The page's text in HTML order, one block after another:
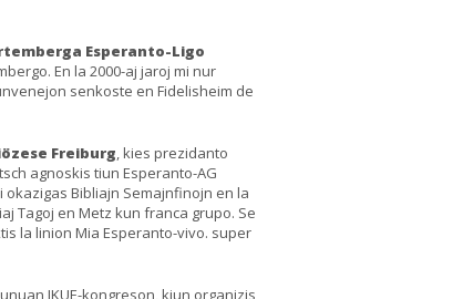
Esperanto-Ligo
En la 2000-aj jaroj mi nur
senkoste en Fidelisheim de
Freiburg, kies prezidanto
agnoskis tiun Esperanto-AG
okazigas Bibliajn Semajnfinojn en la
Tagoj en Metz kun franca grupo. Se
la linion Mia Esperanto-vivo. super
IKUE-kongreson, kiun organizis